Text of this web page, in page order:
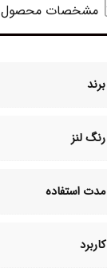
مشخصات محصول
برند
رنگ لنز
مدت استفاده
کاربرد